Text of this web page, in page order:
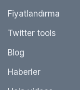
Fiyatlandırma
Twitter tools
Blog
Haberler